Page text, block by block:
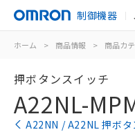
制御機器
ホーム > 商品情報 > 商品カ
押ボタンスイッチ
A22NL-
A22NN / A22NL 押ボ